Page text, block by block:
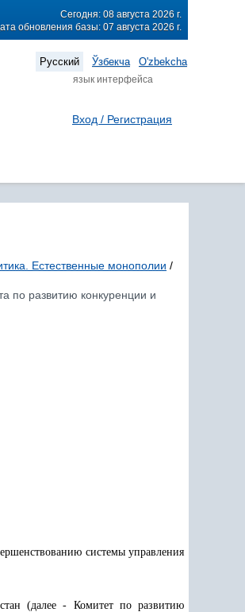
Сегодня: 08 августа 2026 г.
обновления базы: 07 августа 2026 г.
Русский Ўзбекча O'zbekcha
язык интерфейса
Вход / Регистрация
Естественные монополии /
по развитию конкуренции и
системы управления
(далее - Комитет по развитию